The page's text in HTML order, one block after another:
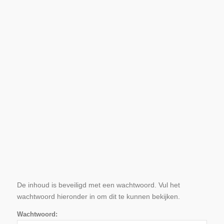
De inhoud is beveiligd met een wachtwoord. Vul het
wachtwoord hieronder in om dit te kunnen bekijken.
Wachtwoord: